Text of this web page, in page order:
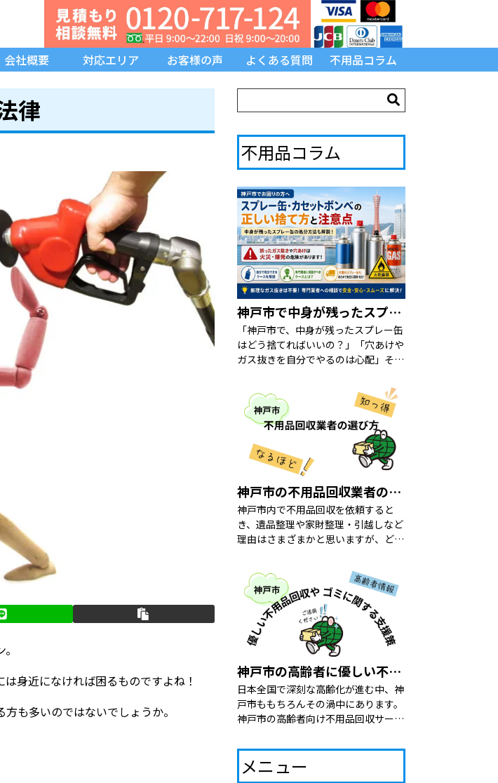
会社概要 対応エリア お客様の声 よくある質問 不用品コラム
律
身近になければ困るものですよね！
も多いのではないでしょうか。
不用品コラム
神戸市で中身が残ったスプレー缶を処分したい方へ｜回収相談の前に知るべき注意点
「神戸市で、中身が残ったスプレー缶
はどう捨てればいいの？」「穴あけや
ガス抜きを自分でやるのは心配」そん
庫に古いスプレー缶を放置していませ
んか？ 結論からお伝えすると、神戸市
ではスプレー缶 […]
神戸市の不用品回収業者の選び方
神戸市内で不用品回収を依頼すると
き、遺品整理や家財整理・引越しなど
理由はさまざまかと思いますが、どの
ヒントやポイントをわかりやすく解説
します！ 許可証と資格の確認 「そも
そも、不用品回収 […]
神戸市の高齢者に優しい不用品回収やゴミに関する支援策を紹介
日本全国で深刻な高齢化が進む中、神
戸市ももちろんその渦中にあります。
神戸市の高齢者向け不用品回収サービ
いきたいと思います！ 高齢者に優し
い神戸市の支援策 そもそも高齢者に
優しいサービスや […]
メニュー